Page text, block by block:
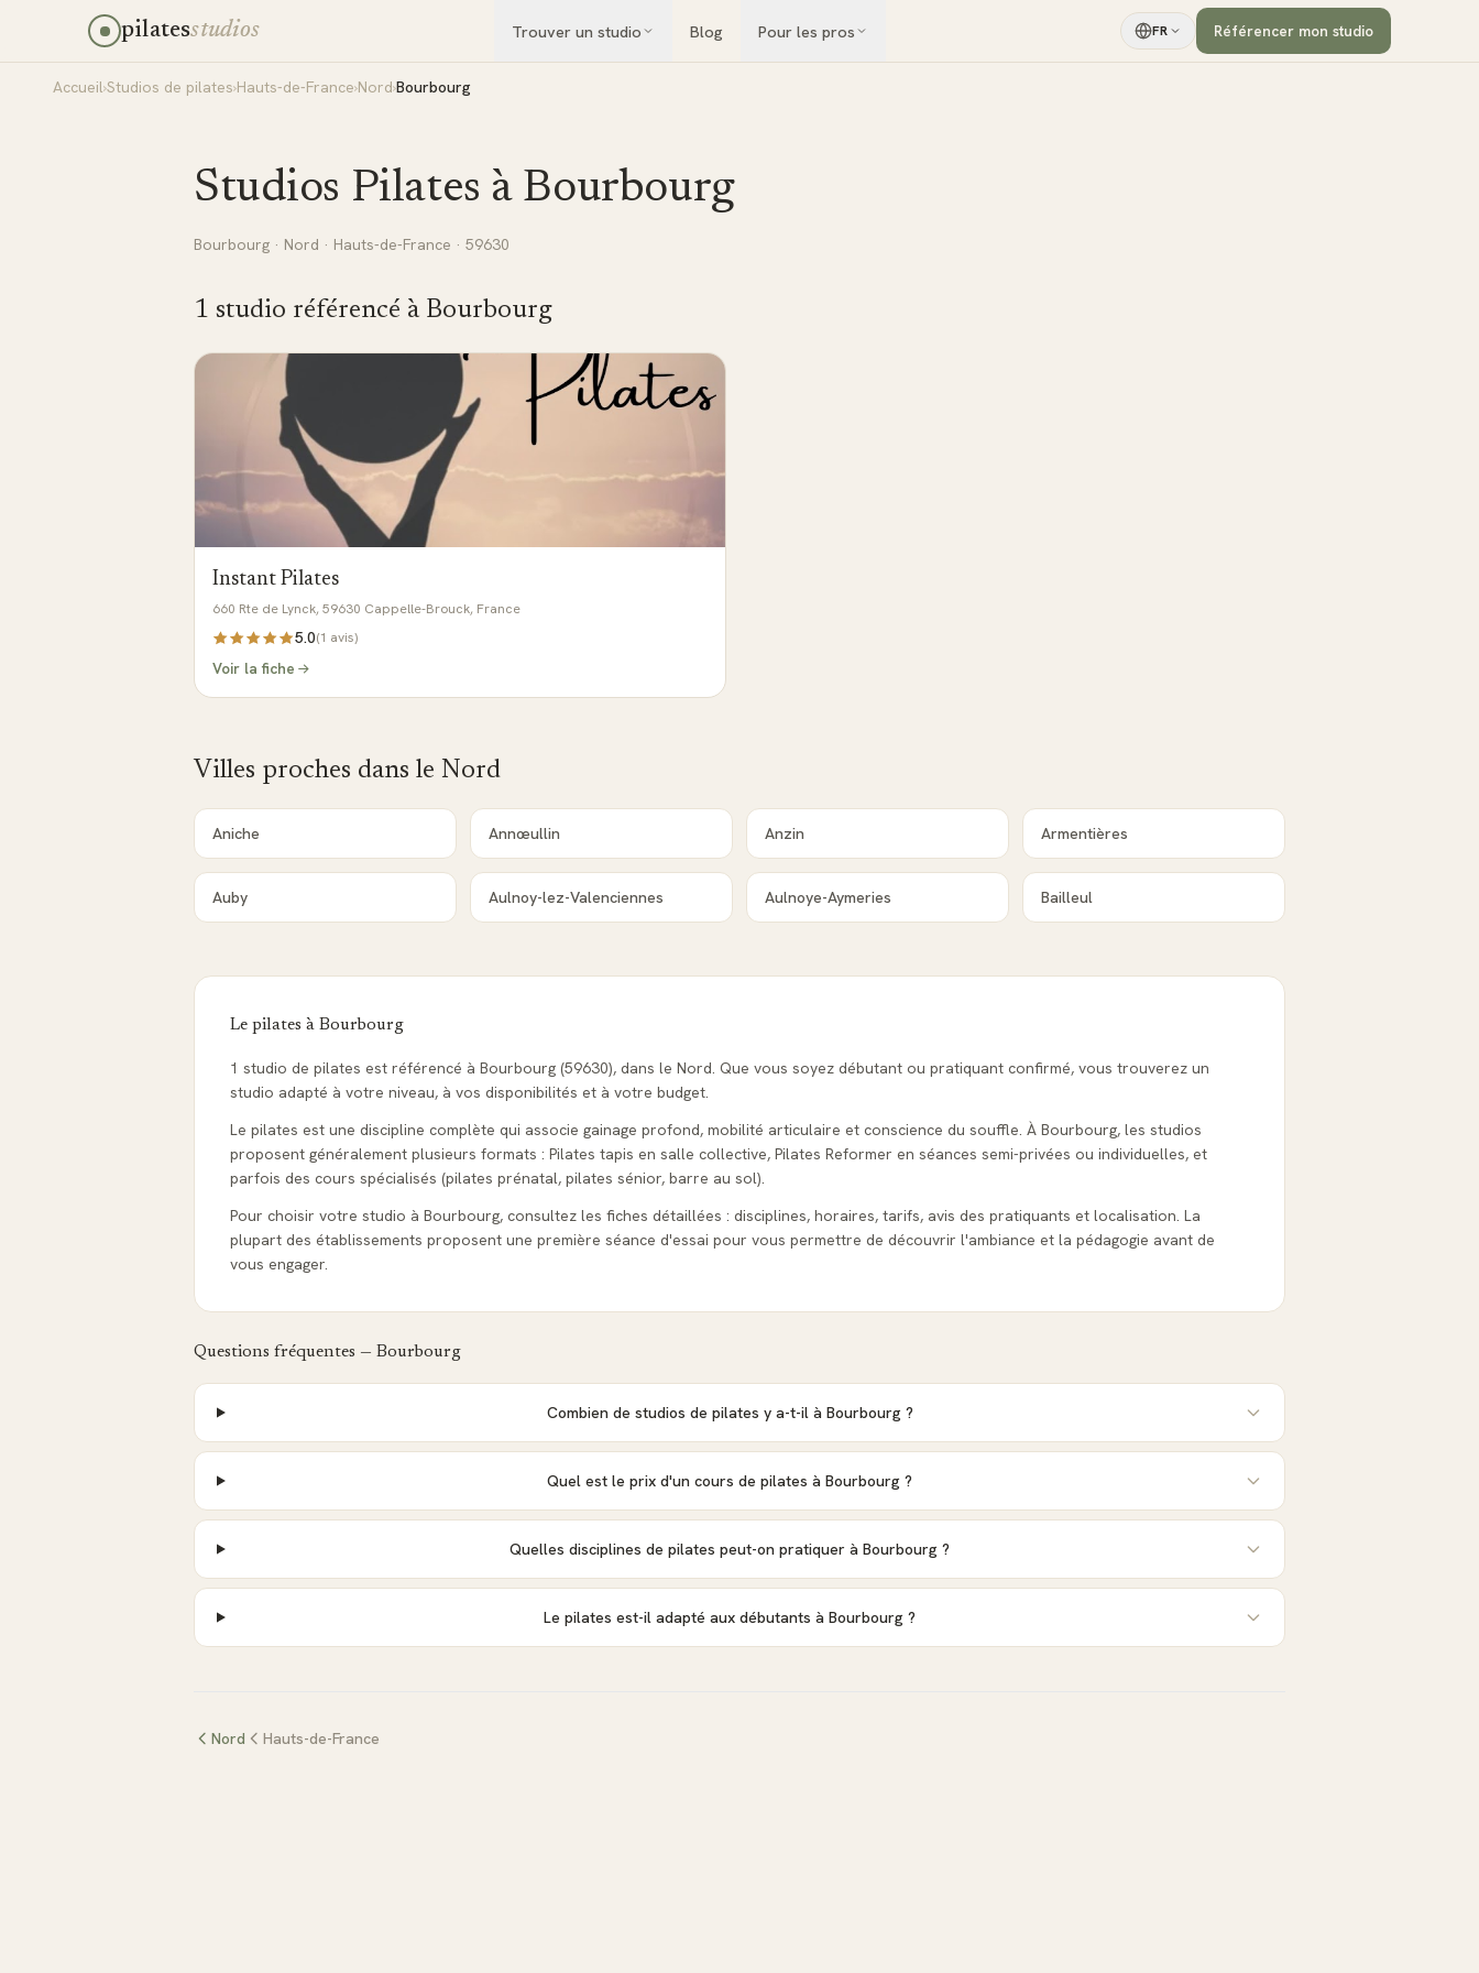
pilatesstudios Trouver un studio Blog Pour les pros FR Référencer mon studio
Accueil›Studios de pilates›Hauts-de-France›Nord›Bourbourg
Studios Pilates à Bourbourg
Bourbourg · Nord · Hauts-de-France · 59630
1 studio référencé à Bourbourg
Instant Pilates
660 Rte de Lynck, 59630 Cappelle-Brouck, France
5.0(1 avis)
Voir la fiche
Villes proches dans le Nord
Aniche Annœullin Anzin Armentières
Auby Aulnoy-lez-Valenciennes Aulnoye-Aymeries Bailleul
Le pilates à Bourbourg
1 studio de pilates est référencé à Bourbourg (59630), dans le Nord. Que vous soyez débutant ou pratiquant confirmé, vous trouverez un
studio adapté à votre niveau, à vos disponibilités et à votre budget.
Le pilates est une discipline complète qui associe gainage profond, mobilité articulaire et conscience du souffle. À Bourbourg, les studios
proposent généralement plusieurs formats : Pilates tapis en salle collective, Pilates Reformer en séances semi-privées ou individuelles, et
parfois des cours spécialisés (pilates prénatal, pilates sénior, barre au sol).
Pour choisir votre studio à Bourbourg, consultez les fiches détaillées : disciplines, horaires, tarifs, avis des pratiquants et localisation. La
plupart des établissements proposent une première séance d'essai pour vous permettre de découvrir l'ambiance et la pédagogie avant de
vous engager.
Questions fréquentes — Bourbourg
Combien de studios de pilates y a-t-il à Bourbourg ?
Quel est le prix d'un cours de pilates à Bourbourg ?
Quelles disciplines de pilates peut-on pratiquer à Bourbourg ?
Le pilates est-il adapté aux débutants à Bourbourg ?
Nord Hauts-de-France